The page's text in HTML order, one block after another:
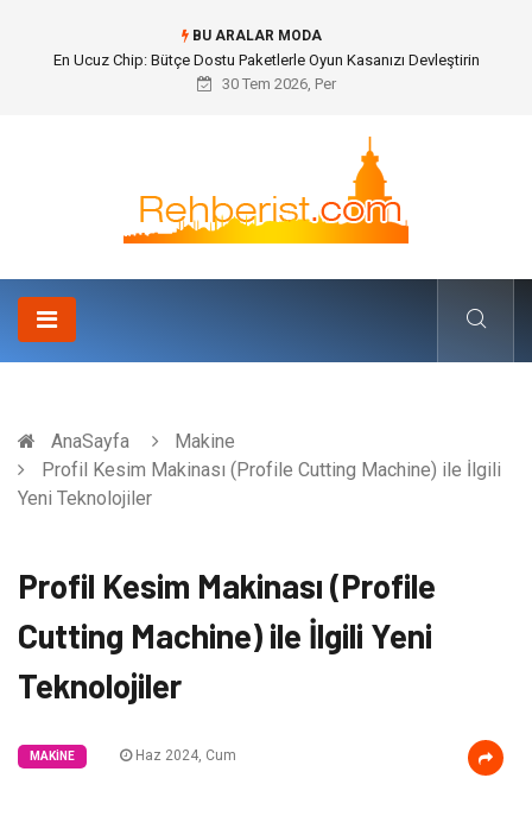
BU ARALAR MODA
Bohem Ev Dekoru Nedir?
30 Tem 2026, Per
AnaSayfa
Makine
Profil Kesim Makinası (Profile Cutting Machine) ile İlgili
Yeni Teknolojiler
Profil Kesim Makinası (Profile
Cutting Machine) ile İlgili Yeni
Teknolojiler
MAKINE Haz 2024, Cum